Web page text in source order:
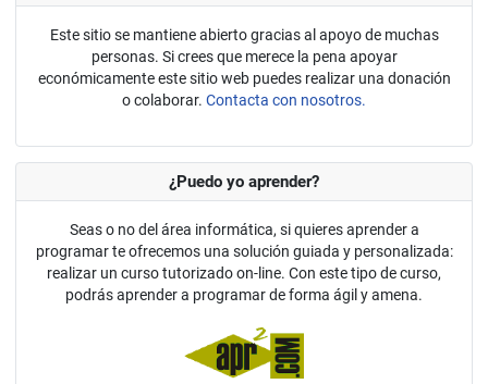
Este sitio se mantiene abierto gracias al apoyo de muchas
personas. Si crees que merece la pena apoyar
económicamente este sitio web puedes realizar una donación
o colaborar. Contacta con nosotros.
¿Puedo yo aprender?
Seas o no del área informática, si quieres aprender a
programar te ofrecemos una solución guiada y personalizada:
realizar un curso tutorizado on-line. Con este tipo de curso,
podrás aprender a programar de forma ágil y amena.